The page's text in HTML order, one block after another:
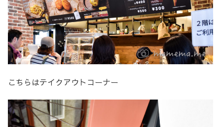
こちらはテイクアウトコーナー